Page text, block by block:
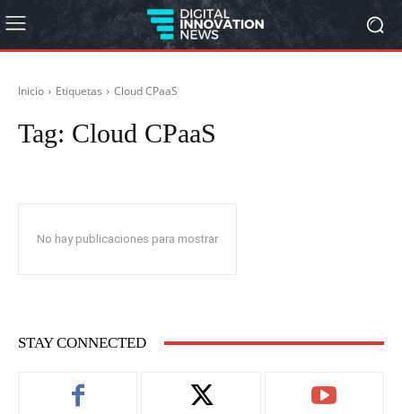
Inicio Etiquetas Cloud CPaaS
Tag: Cloud CPaaS
No hay publicaciones para mostrar
STAY CONNECTED